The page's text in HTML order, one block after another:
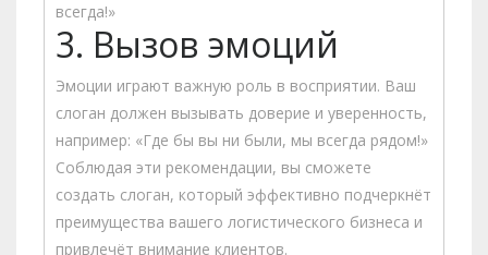
всегда!»
3. Вызов эмоций
Эмоции играют важную роль в восприятии. Ваш
слоган должен вызывать доверие и уверенность,
например: «Где бы вы ни были, мы всегда рядом!»
Соблюдая эти рекомендации, вы сможете
создать слоган, который эффективно подчеркнёт
преимущества вашего логистического бизнеса и
привлечёт внимание клиентов.